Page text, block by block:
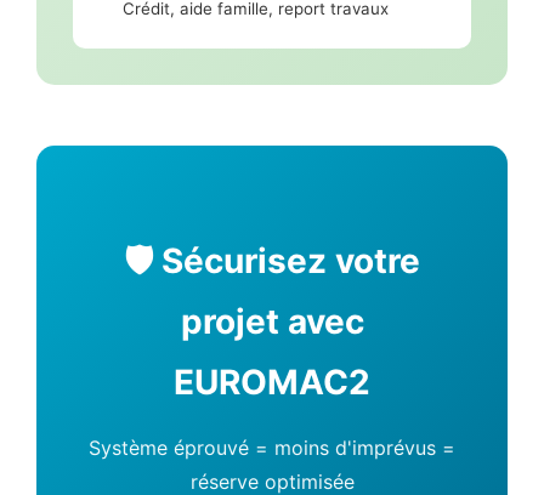
Crédit, aide famille, report travaux
🛡️ Sécurisez votre
projet avec
EUROMAC2
Système éprouvé = moins d'imprévus =
réserve optimisée